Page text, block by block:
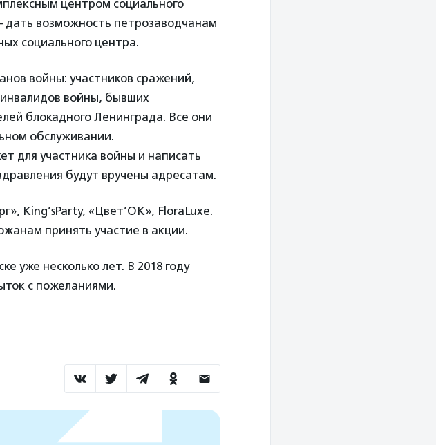
центром социального
дать возможность петрозаводчанам
социального центра.
войны: участников сражений,
войны, бывших
блокадного Ленинграда. Все они
обслуживании.
для участника войны и написать
будут вручены адресатам.
King’sParty, «Цвет’OK», FloraLuxe.
принять участие в акции.
уже несколько лет. В 2018 году
с пожеланиями.